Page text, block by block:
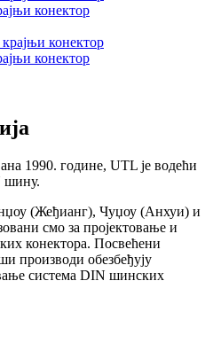
конектор
конектор
1990. године, UTL је водећи
шину.
(Жеђианг), Чуџоу (Анхуи) и
смо за пројектовање и
конектора. Посвећени
производи обезбеђују
система DIN шинских